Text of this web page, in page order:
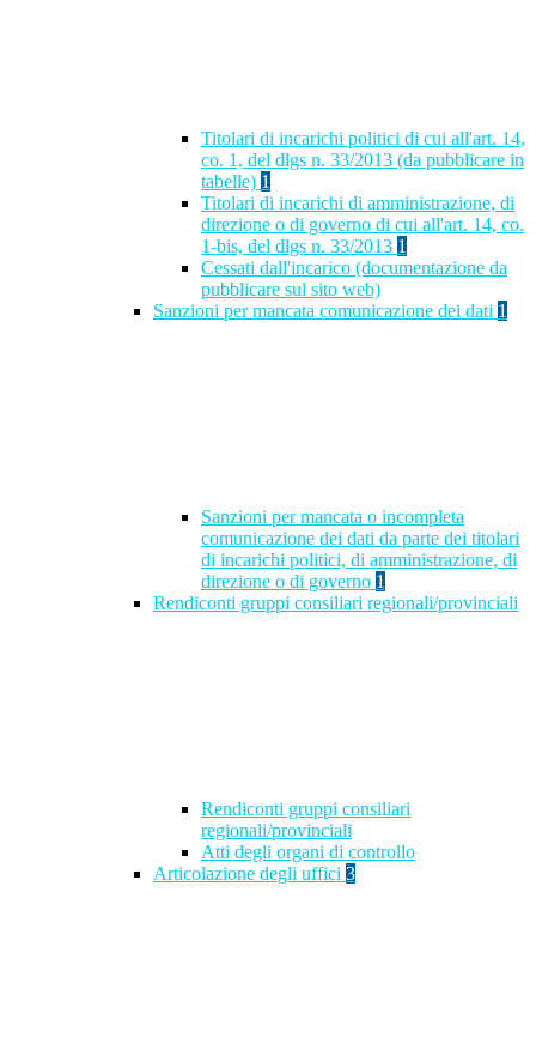
Titolari di incarichi politici di cui all'art. 14,
co. 1, del dlgs n. 33/2013 (da pubblicare in
tabelle) 1
Titolari di incarichi di amministrazione, di
direzione o di governo di cui all'art. 14, co.
1-bis, del dlgs n. 33/2013 1
Cessati dall'incarico (documentazione da
pubblicare sul sito web)
Sanzioni per mancata comunicazione dei dati 1
Sanzioni per mancata o incompleta
comunicazione dei dati da parte dei titolari
di incarichi politici, di amministrazione, di
direzione o di governo 1
Rendiconti gruppi consiliari regionali/provinciali
Rendiconti gruppi consiliari
regionali/provinciali
Atti degli organi di controllo
Articolazione degli uffici 3